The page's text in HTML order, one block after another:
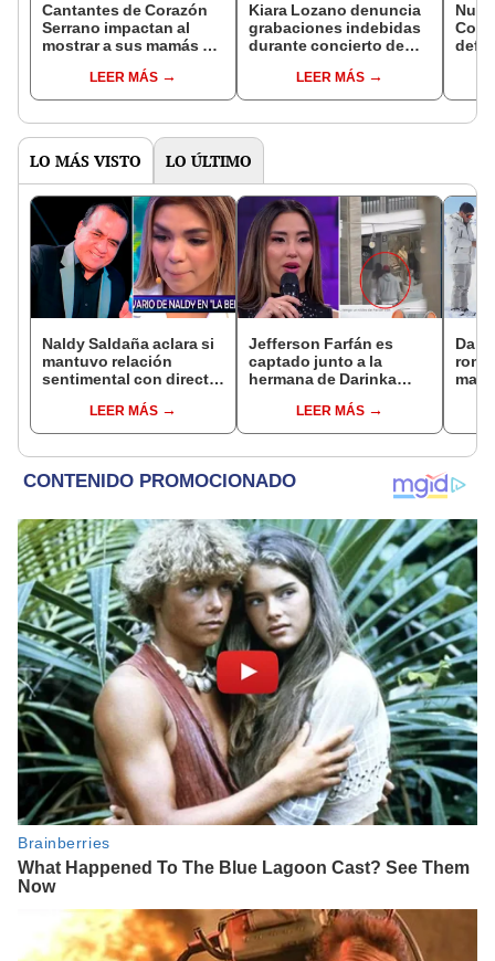
Cantantes de Corazón
Serrano impactan al
mostrar a sus mamás en
el Día de la Madre:
"Briela es un espejo"
LEER MÁS
Kiara Lozano denuncia
grabaciones indebidas
durante concierto de
"Celulares
apuntándome..."
LEER MÁS
LO MÁS VISTO LO ÚLTIMO
Naldy Saldaña aclara si
mantuvo relación
sentimental con director
denunciarlo por
tocamientos: “Me
LEER MÁS
Jefferson Farfán es
captado junto a la
hermana de Darinka
Kanashiro trabajaba: “Él
tiene sus…”
LEER MÁS